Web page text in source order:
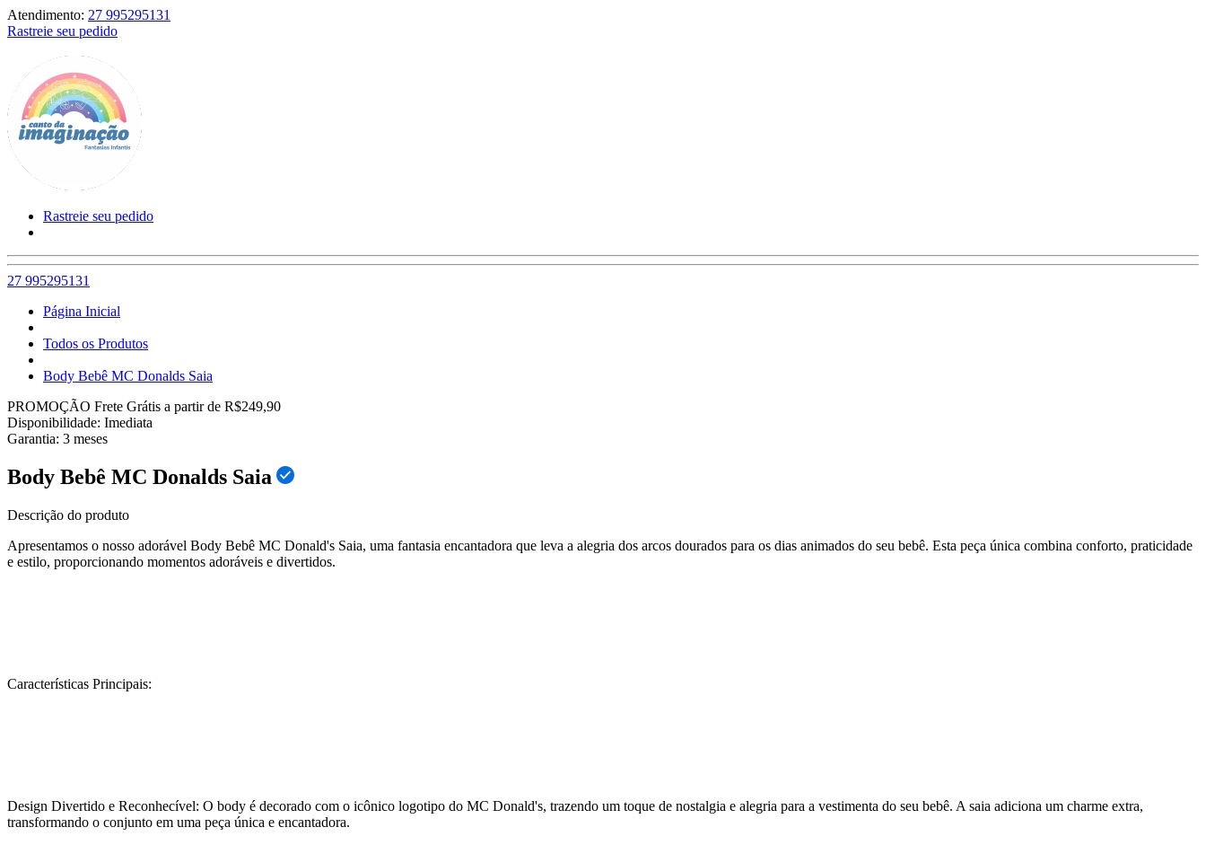
Atendimento: 27 995295131
Rastreie seu pedido
Rastreie seu pedido
27 995295131
Página Inicial
Todos os Produtos
Body Bebê MC Donalds Saia
PROMOÇÃO Frete Grátis a partir de R$249,90
Disponibilidade: Imediata
Garantia: 3 meses
Body Bebê MC Donalds Saia
Descrição do produto
Apresentamos o nosso adorável Body Bebê MC Donald's Saia, uma fantasia encantadora que leva a alegria dos arcos dourados para os dias animados do seu bebê. Esta peça única combina conforto, praticidade
e estilo, proporcionando momentos adoráveis e divertidos.
Características Principais:
Design Divertido e Reconhecível: O body é decorado com o icônico logotipo do MC Donald's, trazendo um toque de nostalgia e alegria para a vestimenta do seu bebê. A saia adiciona um charme extra,
transformando o conjunto em uma peça única e encantadora.